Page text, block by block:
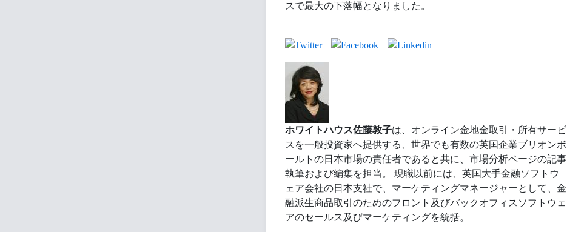
スで最大の下落幅となりました。
ホワイトハウス佐藤敦子は、オンライン金地金取引・所有サービ
スを一般投資家へ提供する、世界でも有数の英国企業ブリオンボ
ールトの日本市場の責任者であると共に、市場分析ページの記事
執筆および編集を担当。 現職以前には、英国大手金融ソフトウ
ェア会社の日本支社で、マーケティングマネージャーとして、金
融派生商品取引のためのフロント及びバックオフィスソフトウェ
アのセールス及びマーケティングを統括。